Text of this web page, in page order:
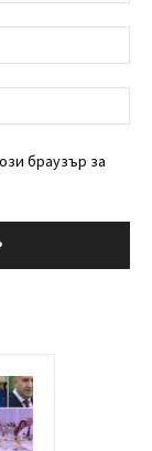
браузър за